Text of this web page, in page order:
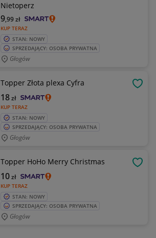
Nietoperz
KUP TERAZ
9,99zł
STAN: NOWY
SPRZEDAJĄCY: OSOBA PRYWATNA
Głogów
Topper Złota plexa Cyfra
KUP TERAZ
18zł
STAN: NOWY
SPRZEDAJĄCY: OSOBA PRYWATNA
Głogów
Topper HoHo Merry Christmas
KUP TERAZ
10zł
STAN: NOWY
SPRZEDAJĄCY: OSOBA PRYWATNA
Głogów